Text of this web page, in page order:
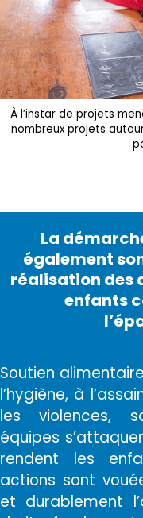
À l’instar de projets
nombreux projets
La
également
réalisation des
enfants
Soutien
l’hygiène, à
les violences,
équipes
rendent les
actions sont
et durablement